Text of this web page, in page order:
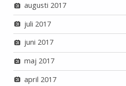
augusti 2017
juli 2017
juni 2017
maj 2017
april 2017